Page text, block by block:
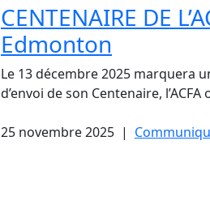
CENTENAIRE DE
Edmonton
Le 13 décembre 2025 marquera
d’envoi de son Centenaire,
25 novembre 2025 |